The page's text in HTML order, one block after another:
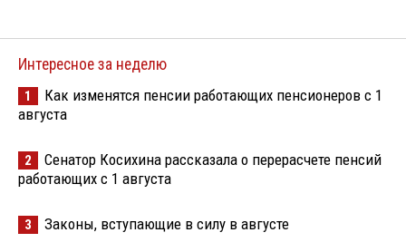
Интересное за неделю
1
Как изменятся пенсии работающих пенсионеров с 1
августа
2
Сенатор Косихина рассказала о перерасчете пенсий
работающих с 1 августа
3 Законы, вступающие в силу в августе